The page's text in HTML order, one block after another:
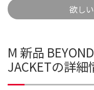
欲し
M 新品
JACKETの詳細